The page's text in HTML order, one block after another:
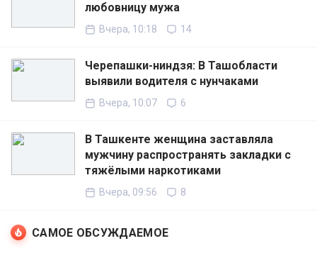
любовницу мужа
Вчера, 10:18 14
Черепашки-ниндзя: В Ташобласти
выявили водителя с нунчаками
Вчера, 10:07 6
В Ташкенте женщина заставляла
мужчину распространять закладки с
тяжёлыми наркотиками
Вчера, 09:56 8
САМОЕ ОБСУЖДАЕМОЕ